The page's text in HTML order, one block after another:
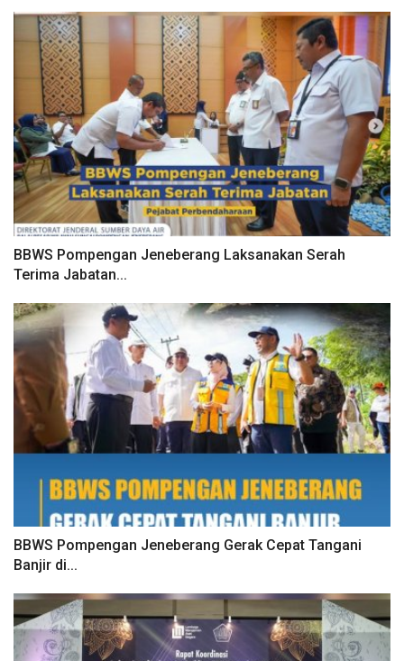
BBWS Pompengan Jeneberang Laksanakan Serah
Terima Jabatan...
BBWS Pompengan Jeneberang Gerak Cepat Tangani
Banjir di...